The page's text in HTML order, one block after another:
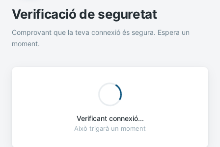
Verificació de seguretat
Comprovant que la teva connexió és segura. Espera un
moment.
Verificant connexió...
Això trigarà un moment